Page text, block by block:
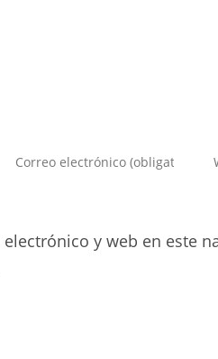
Introduce
correo
tu
y web en este